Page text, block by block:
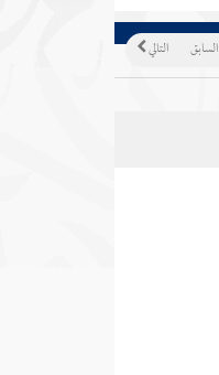
التالي السابق